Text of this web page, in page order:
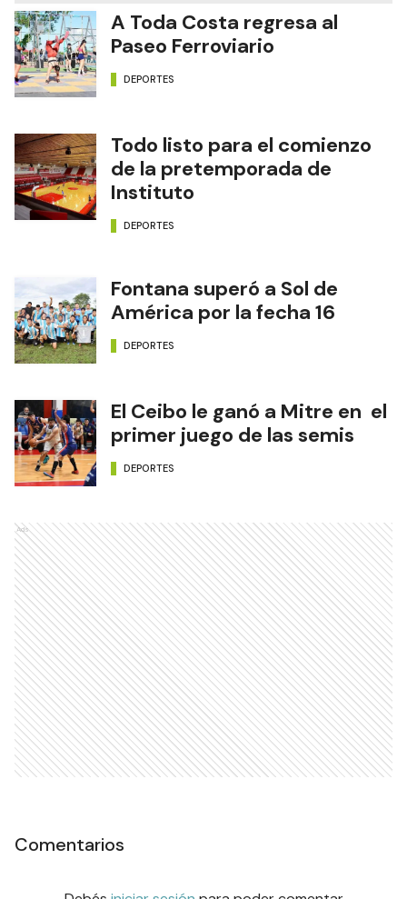
A Toda Costa regresa al
Paseo Ferroviario
DEPORTES
Todo listo para el comienzo
de la pretemporada de
Instituto
DEPORTES
Fontana superó a Sol de
América por la fecha 16
DEPORTES
El Ceibo le ganó a Mitre en el
primer juego de las semis
DEPORTES
Ads
Comentarios